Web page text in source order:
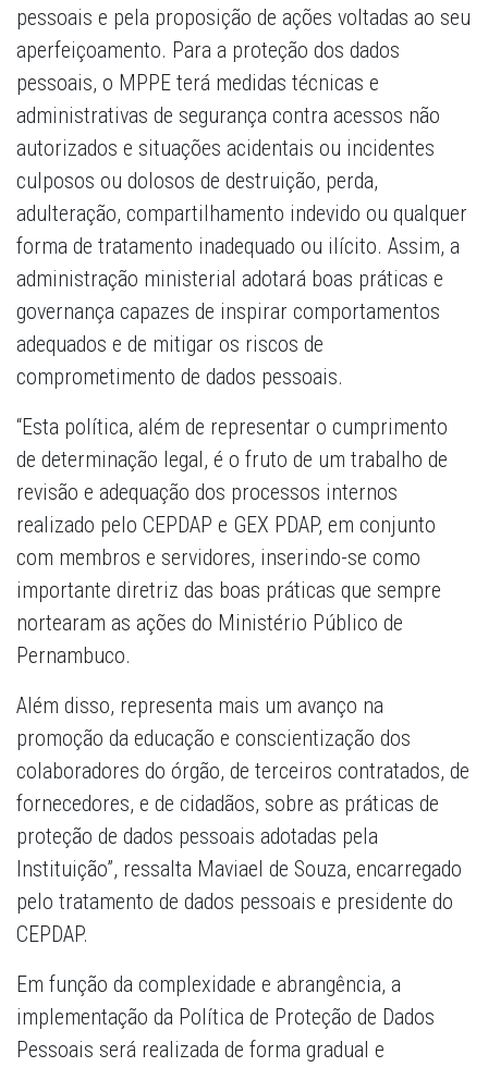
pessoais e pela proposição de ações voltadas ao seu
aperfeiçoamento. Para a proteção dos dados
pessoais, o MPPE terá medidas técnicas e
administrativas de segurança contra acessos não
autorizados e situações acidentais ou incidentes
culposos ou dolosos de destruição, perda,
adulteração, compartilhamento indevido ou qualquer
forma de tratamento inadequado ou ilícito. Assim, a
administração ministerial adotará boas práticas e
governança capazes de inspirar comportamentos
adequados e de mitigar os riscos de
comprometimento de dados pessoais.
“Esta política, além de representar o cumprimento
de determinação legal, é o fruto de um trabalho de
revisão e adequação dos processos internos
realizado pelo CEPDAP e GEX PDAP, em conjunto
com membros e servidores, inserindo-se como
importante diretriz das boas práticas que sempre
nortearam as ações do Ministério Público de
Pernambuco.
Além disso, representa mais um avanço na
promoção da educação e conscientização dos
colaboradores do órgão, de terceiros contratados, de
fornecedores, e de cidadãos, sobre as práticas de
proteção de dados pessoais adotadas pela
Instituição”, ressalta Maviael de Souza, encarregado
pelo tratamento de dados pessoais e presidente do
CEPDAP.
Em função da complexidade e abrangência, a
implementação da Política de Proteção de Dados
Pessoais será realizada de forma gradual e